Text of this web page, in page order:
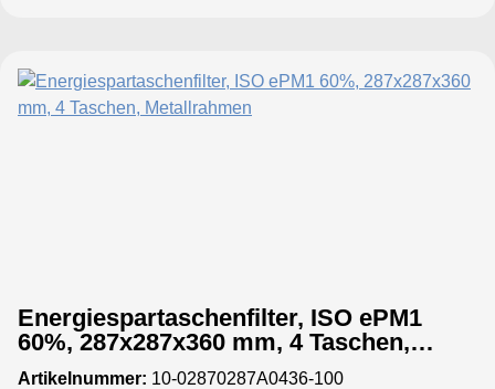
Energiespartaschenfilter, ISO ePM1
60%, 287x287x360 mm, 4 Taschen,
Metallrahmen
Artikelnummer: 10-02870287A0436-100